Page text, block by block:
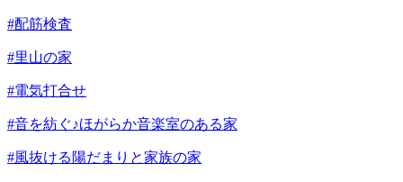
#配筋検査
#里山の家
#電気打合せ
#音を紡ぐ♪ほがらか音楽室のある家
#風抜ける陽だまりと家族の家